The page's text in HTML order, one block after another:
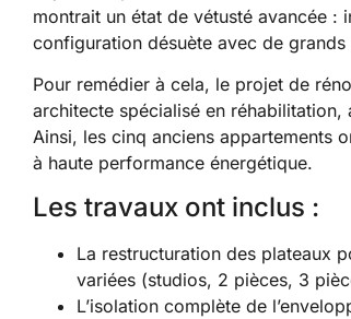
montrait un état de vétusté avancée :
configuration désuète avec de
Pour remédier à cela, le projet de
architecte spécialisé en
Ainsi, les cinq anciens appartements
à haute performance énergétique.
Les travaux ont inclus :
La restructuration des plateaux
variées (studios, 2 pièces, 3
L’isolation complète de